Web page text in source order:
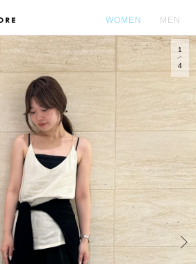
WOMEN MEN
1
4